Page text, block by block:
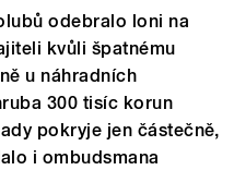
odebralo loni na
kvůli špatnému
u náhradních
300 tisíc korun
pokryje jen částečně,
i ombudsmana